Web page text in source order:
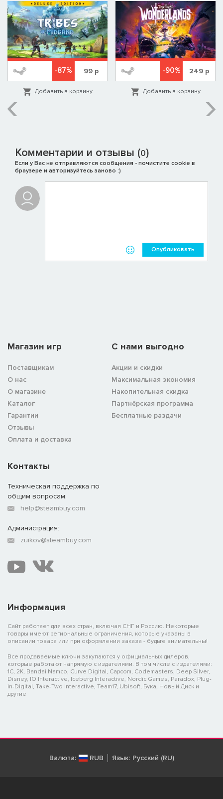
-87% 99р
Добавить в корзину
-90% 249р
Добавить в корзину
Комментарии и отзывы (0)
Если у Вас не отправляются сообщения - почистите cookie в
браузере и авторизуйтесь заново :)
Опубликовать
Магазин игр
Поставщикам
О нас
О магазине
Каталог
Гарантии
Отзывы
Оплата и доставка
C нами выгодно
Акции и скидки
Максимальная экономия
Накопительная скидка
Партнёрская программа
Бесплатные раздачи
Информация
Сайт работает для всех стран, включая СНГ и Россию. Некоторые
товары имеют региональные ограничения, которые указаны в
описании товара или при оформлении заказа - будьте внимательны!
Все продаваемые ключи закупаются у официальных дилеров,
которые работают напрямую с издателями. В том числе с издателями:
1C, 2K, Bandai Namco, Curve Digital, Capcom, Codemasters, Deep Silver,
Disney, IO Interactive, Iceberg Interactive, Nordic Games, Paradox, Plug-
in-Digital, Take-Two Interactive, Team17, Ubisoft, Бука, Новый Диск и
другие
Контакты
Техническая поддержка по
общим вопросам:
help@steambuy.com
Администрация:
zuikov@steambuy.com
Валюта: RUB Язык: Русский (RU)